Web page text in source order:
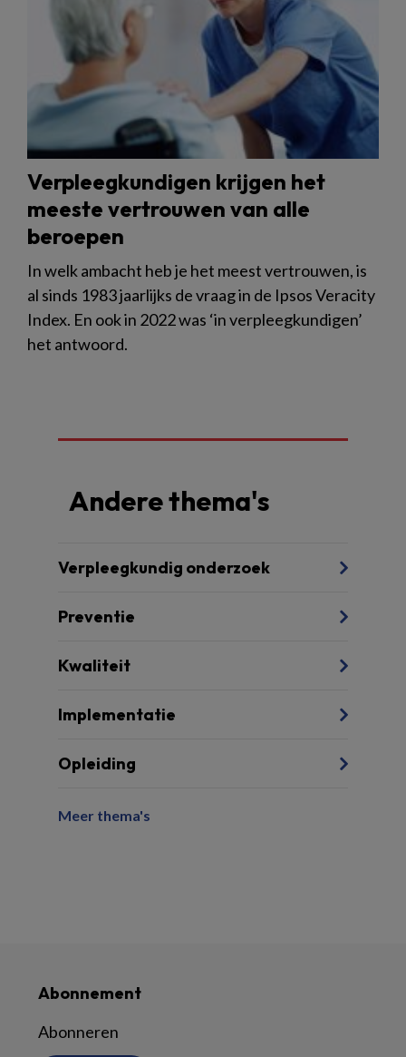
Verpleegkundigen krijgen het
meeste vertrouwen van alle
beroepen
In welk ambacht heb je het meest vertrouwen, is
al sinds 1983 jaarlijks de vraag in de Ipsos Veracity
Index. En ook in 2022 was ‘in verpleegkundigen’
het antwoord.
Andere thema's
Verpleegkundig onderzoek
Preventie
Kwaliteit
Implementatie
Opleiding
Meer thema's
Abonnement
Abonneren